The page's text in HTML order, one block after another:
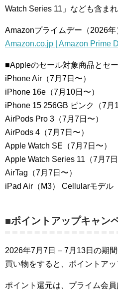
Watch Series 11」なども含まれ
Amazonプライムデー（2026年
Amazon.co.jp | Amazon Prime
■Appleのセール対象商品とセ
iPhone Air（7月7日〜）
iPhone 16e（7月10日〜）
iPhone 15 256GB ピンク（7月
AirPods Pro 3（7月7日〜）
AirPods 4（7月7日〜）
Apple Watch SE（7月7日〜）
Apple Watch Series 11（7月7日
AirTag（7月7日〜）
iPad Air（M3） Cellularモデル
■ポイントアップキャン
2026年7月7日 – 7月13日の期
買い物をすると、ポイントアッ
ポイント還元は、プライム会